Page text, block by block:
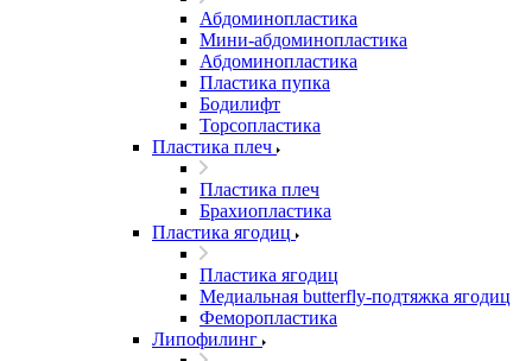
Абдоминопластика
Мини-абдоминопластика
Абдоминопластика
Пластика пупка
Бодилифт
Торсопластика
Пластика плеч
Пластика плеч
Брахиопластика
Пластика ягодиц
Пластика ягодиц
Медиальная butterfly-подтяжка ягодиц
Феморопластика
Липофилинг